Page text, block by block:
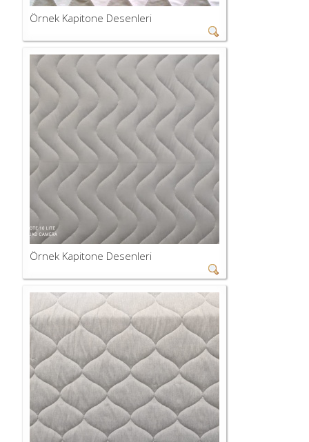
Örnek Kapitone Desenleri
Örnek Kapitone Desenleri